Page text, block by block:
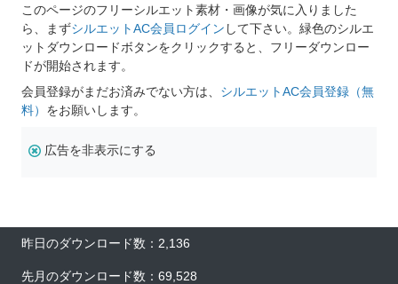
このページのフリーシルエット素材・画像が気に入りました
ら、まずシルエットAC会員ログイン して下さい。緑色のシルエ
ットダウンロードボタンをクリックすると、フリーダウンロー
ドが開始されます。
会員登録がまだお済みでない方は、 シルエットAC会員登録（無
料） をお願いします。
広告を非表示にする
昨日のダウンロード数：2,136
先月のダウンロード数：69,528